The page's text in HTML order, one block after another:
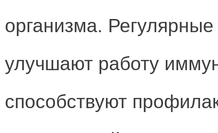
организма.
улучшают работу
способствуют